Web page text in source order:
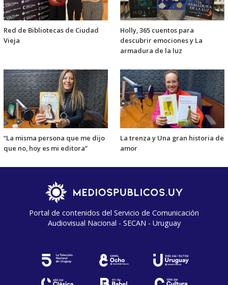
Red de Bibliotecas de Ciudad
Vieja
Holly, 365 cuentos para
descubrir emociones y La
armadura de la luz
“La misma persona que me dijo
que no, hoy es mi editora”
La trenza y Una gran historia de
amor
Portal de contenidos del Servicio de Comunicación
Audiovisual Nacional - SECAN - Uruguay